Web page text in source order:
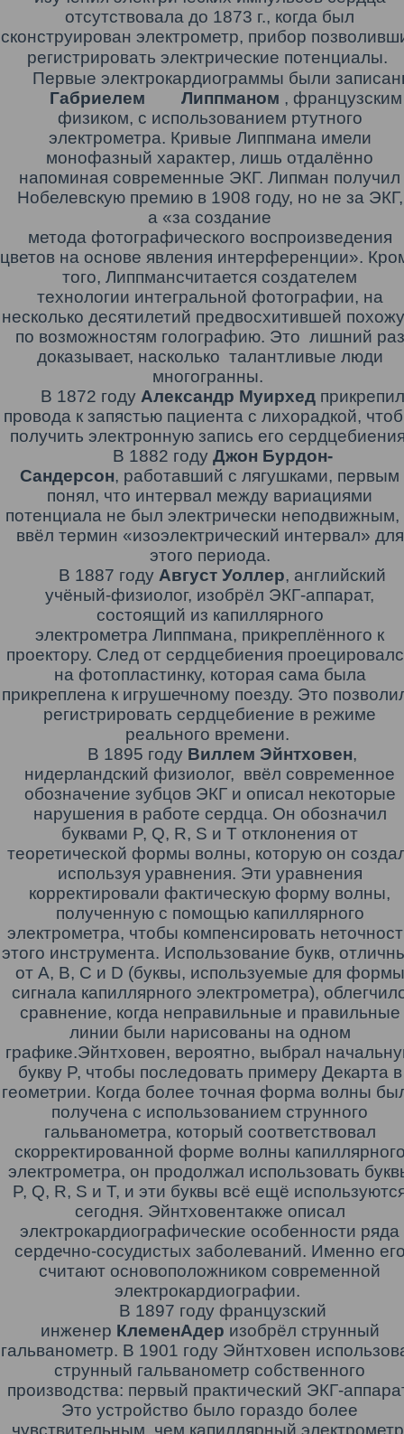
отсутствовала до 1873 г., когда был
сконструирован электрометр, прибор
регистрировать электрические потенциалы.
Первые электрокардиограммы были
Габриелем
Липпманом , французским
физиком, с использованием ртутного
электрометра. Кривые Липпмана имели
монофазный характер, лишь отдалённо
напоминая современные ЭКГ. Липман получил
Нобелевскую премию в 1908 году, но не за ЭКГ,
а «за создание
метода фотографического воспроизведения
цветов на основе явления интерференции».
того, Липпмансчитается создателем
технологии интегральной фотографии, на
несколько десятилетий предвосхитившей
по возможностям голографию. Это лишний раз
доказывает, насколько талантливые люди
многогранны.
В 1872 году Александр Муирхедприкрепил
провода к запястью пациента с лихорадкой,
получить электронную запись его
В 1882 году Джон Бурдон-
Сандерсон, работавший с лягушками, первым
понял, что интервал между вариациями
потенциала не был электрически неподвижным,
ввёл термин «изоэлектрический интервал» для
этого периода.
В 1887 году Август Уоллер, английский
учёный-физиолог, изобрёл ЭКГ-аппарат,
состоящий из капиллярного
электрометра Липпмана, прикреплённого к
проектору. След от сердцебиения
на фотопластинку, которая сама была
прикреплена к игрушечному поезду. Это
регистрировать сердцебиение в режиме
реального времени.
В 1895 году Виллем Эйнтховен,
нидерландский физиолог, ввёл современное
обозначение зубцов ЭКГ и описал некоторые
нарушения в работе сердца. Он обозначил
буквами P, Q, R, S и T отклонения от
теоретической формы волны, которую он
используя уравнения. Эти уравнения
корректировали фактическую форму волны,
полученную с помощью капиллярного
электрометра, чтобы компенсировать
этого инструмента. Использование букв,
от A, B, C и D (буквы, используемые для формы
сигнала капиллярного электрометра),
сравнение, когда неправильные и правильные
линии были нарисованы на одном
графике.Эйнтховен, вероятно, выбрал
букву P, чтобы последовать примеру Декарта в
геометрии. Когда более точная форма волны
получена с использованием струнного
гальванометра, который соответствовал
скорректированной форме волны
электрометра, он продолжал использовать
P, Q, R, S и T, и эти буквы всё ещё
сегодня. Эйнтховентакже описал
электрокардиографические особенности ряда
сердечно-сосудистых заболеваний. Именно
считают основоположником современной
электрокардиографии.
В 1897 году французский
инженер КлеменАдер изобрёл струнный
гальванометр. В 1901 году Эйнтховен
струнный гальванометр собственного
производства: первый практический ЭКГ-
Это устройство было гораздо более
чувствительным, чем капиллярный